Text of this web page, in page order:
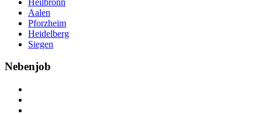
Aalen
Pforzheim
Heidelberg
Siegen
Nebenjob